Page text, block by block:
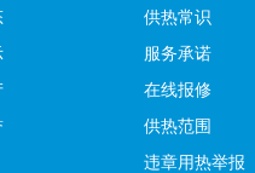
供热常识
服务承诺
在线报修
供热范围
违章用热举报